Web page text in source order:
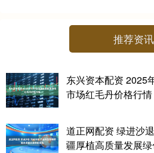
推荐资讯
东兴资本配资 2025
市场红毛丹价格行情
道正网配资 绿进沙
疆厚植高质量发展